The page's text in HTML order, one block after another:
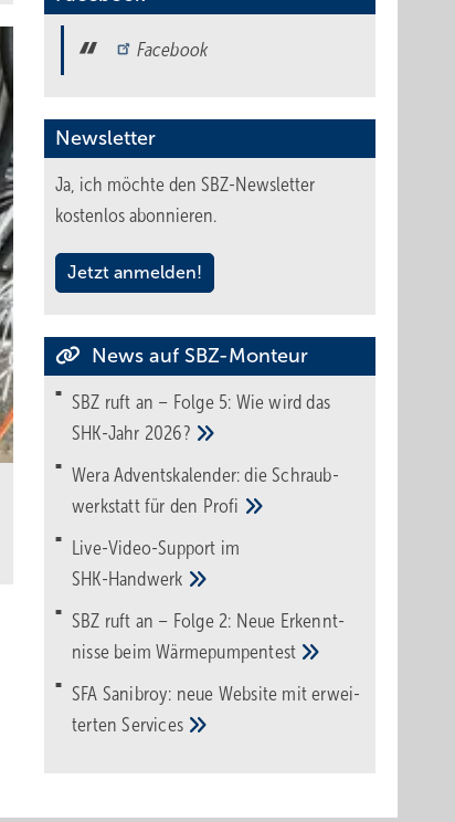
Facebook
Newsletter
Ja, ich möchte den SBZ-Newsletter
kostenlos abonnieren.
Jetzt anmelden!
News auf SBZ-Monteur
SBZ ruft an – Folge 5: Wie wird das
SHK-Jahr 2026?
Wera Adventskalender: die Schraub­
werk­statt für den Pro­fi
Live-Video-Support im
SHK-Handwerk
SBZ ruft an – Folge 2: Neue Erkennt­
nisse beimWärme­pumpen­test
SFA Sanibroy: neue Web­site mit erwei­
tertenServices